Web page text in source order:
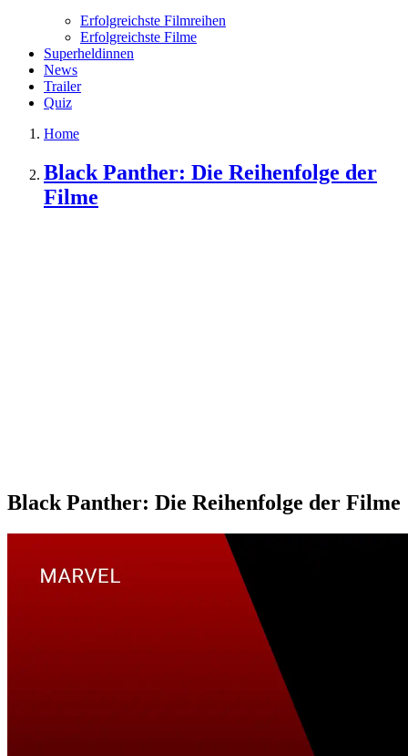
Erfolgreichste Filmreihen
Erfolgreichste Filme
Superheldinnen
News
Trailer
Quiz
Home
Black Panther: Die Reihenfolge der
Filme
Black Panther: Die Reihenfolge der Filme